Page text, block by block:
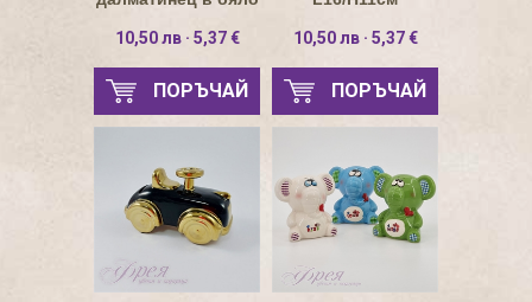
10,50 лв · 5,37 €
ПОРЪЧАЙ
10,50 лв · 5,37 €
ПОРЪЧАЙ